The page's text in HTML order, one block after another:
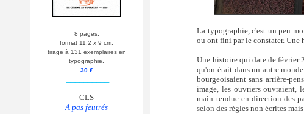
8 pages,
format 11,2 x 9 cm.
tirage à 131 exemplaires en
typographie.
30 €
CLS
A pas feutrés
La typographie, c'est un peu
ou ont fini par le constater. Une
Une histoire qui date de février
qu'on était dans un autre
bourgeoisaient sans arrière-
image, les ouvriers ouvraient,
main tendue en direction des
selon des règles non écrites